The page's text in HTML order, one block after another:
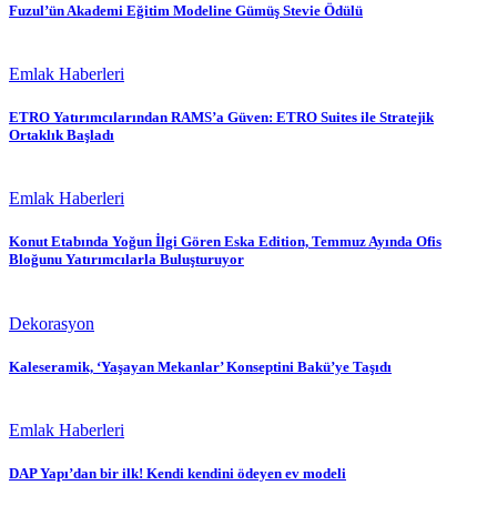
Fuzul’ün Akademi Eğitim Modeline Gümüş Stevie Ödülü
Emlak Haberleri
ETRO Yatırımcılarından RAMS’a Güven: ETRO Suites ile Stratejik
Ortaklık Başladı
Emlak Haberleri
Konut Etabında Yoğun İlgi Gören Eska Edition, Temmuz Ayında Ofis
Bloğunu Yatırımcılarla Buluşturuyor
Dekorasyon
Kaleseramik, ‘Yaşayan Mekanlar’ Konseptini Bakü’ye Taşıdı
Emlak Haberleri
DAP Yapı’dan bir ilk! Kendi kendini ödeyen ev modeli